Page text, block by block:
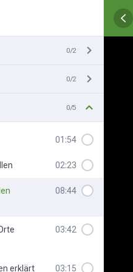
0/2
0/2
0/5
01:54
02:23
08:44
03:42
erklärt 03:15